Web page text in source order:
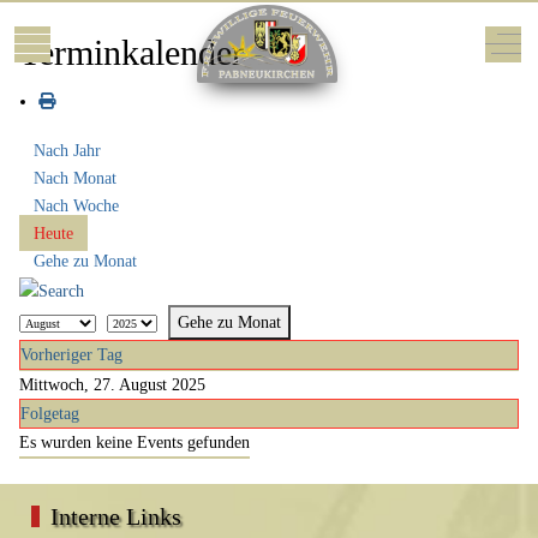
Mobile Menu Toggle Off-
Terminkalender
Nach Jahr
Nach Monat
Nach Woche
Heute
Gehe zu Monat
Gehe zu Monat
Vorheriger Tag
Mittwoch, 27. August 2025
Folgetag
Es wurden keine Events gefunden
Interne Links